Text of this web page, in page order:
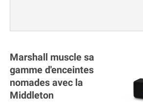
Marshall muscle sa
gamme d'enceintes
nomades avec la
Middleton